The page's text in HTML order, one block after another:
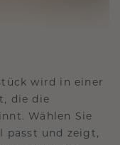
wird in einer
die die
Wählen Sie
passt und zeigt,